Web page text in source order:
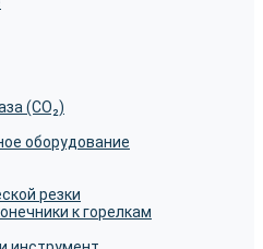
(CO₂)
оборудование
резки
к горелкам